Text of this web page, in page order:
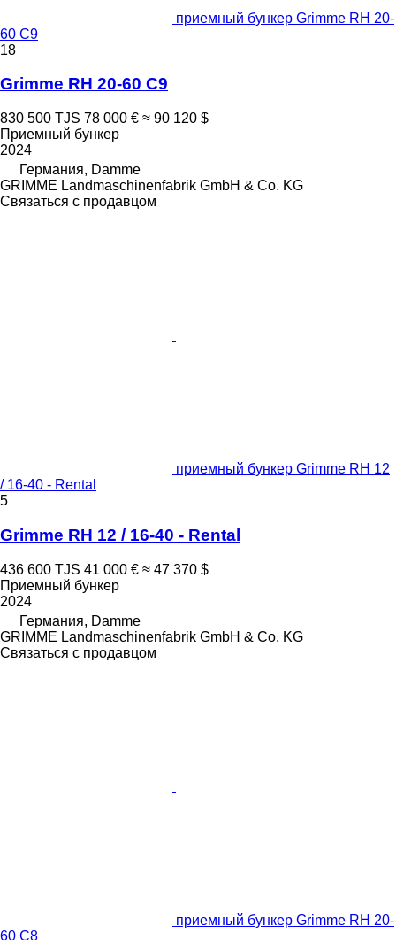
приемный бункер Grimme RH 20-
60 C9
18
Grimme RH 20-60 C9
830 500 TJS 78 000 € ≈ 90 120 $
Приемный бункер
2024
Германия, Damme
GRIMME Landmaschinenfabrik GmbH & Co. KG
Связаться с продавцом
приемный бункер Grimme RH 12
/ 16-40 - Rental
5
Grimme RH 12 / 16-40 - Rental
436 600 TJS 41 000 € ≈ 47 370 $
Приемный бункер
2024
Германия, Damme
GRIMME Landmaschinenfabrik GmbH & Co. KG
Связаться с продавцом
приемный бункер Grimme RH 20-
60 C8